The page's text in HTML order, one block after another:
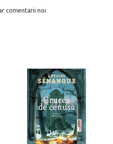
comentarii noi
Vrajitoarea din Portobello
5180
lei